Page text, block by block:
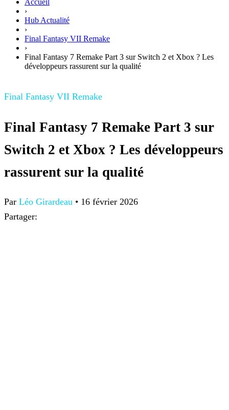
Accueil
›
Hub Actualité
›
Final Fantasy VII Remake
›
Final Fantasy 7 Remake Part 3 sur Switch 2 et Xbox ? Les
développeurs rassurent sur la qualité
Final Fantasy VII Remake
Final Fantasy 7 Remake Part 3 sur
Switch 2 et Xbox ? Les développeurs
rassurent sur la qualité
Par Léo Girardeau • 16 février 2026
Partager: